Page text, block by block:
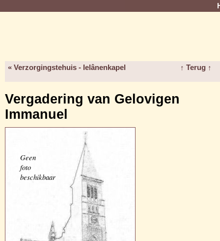
« Verzorgingstehuis - Ielânenkapel ↑ Terug ↑
Vergadering van Gelovigen
Immanuel
Geen
foto
beschikbaar